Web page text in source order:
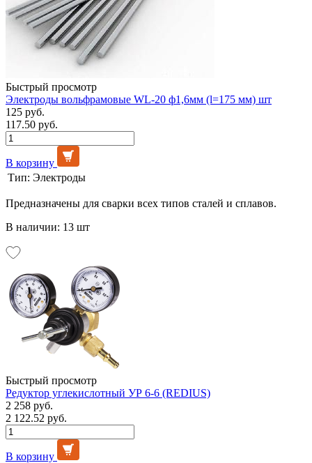
Быстрый просмотр
Электроды вольфрамовые WL-20 ф1,6мм (l=175 мм) шт
125 руб.
117.50 руб.
В корзину
Тип: Электроды
Предназначены для сварки всех типов сталей и сплавов.
В наличии: 13 шт
Быстрый просмотр
Редуктор углекислотный УР 6-6 (REDIUS)
2 258 руб.
2 122.52 руб.
В корзину